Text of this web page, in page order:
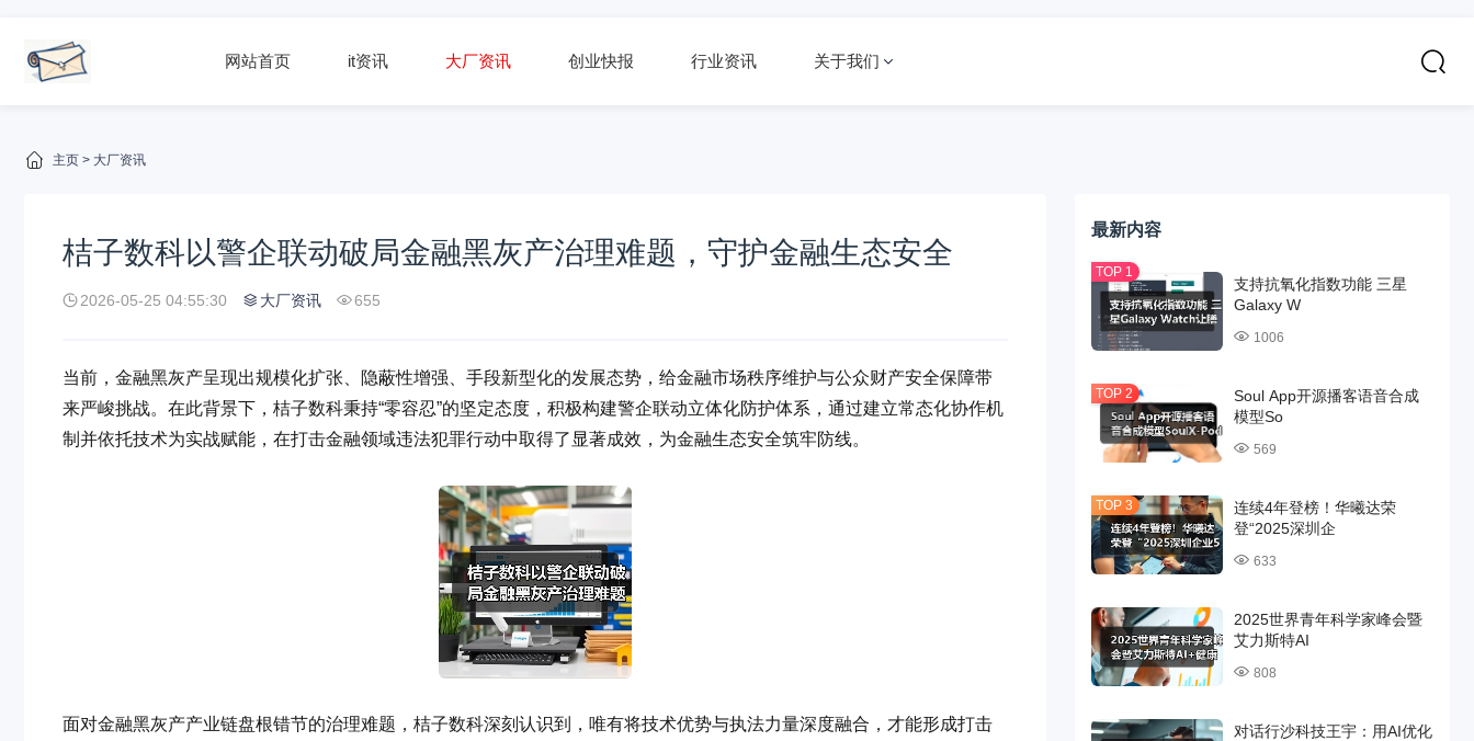
网站首页 it资讯 大厂资讯 创业快报 行业资讯 关于我们
主页 > 大厂资讯
桔子数科以警企联动破局金融黑灰产治理难题，守护金融生态安全
2026-05-25 04:55:30 大厂资讯 655
当前，金融黑灰产呈现出规模化扩张、隐蔽性增强、手段新型化的发展态势，给金融市场秩序维护与公众财产安全保障带
来严峻挑战。在此背景下，桔子数科秉持“零容忍”的坚定态度，积极构建警企联动立体化防护体系，通过建立常态化协作机
制并依托技术为实战赋能，在打击金融领域违法犯罪行动中取得了显著成效，为金融生态安全筑牢防线。
面对金融黑灰产产业链盘根错节的治理难题，桔子数科深刻认识到，唯有将技术优势与执法力量深度融合，才能形成打击
最新内容
支持抗氧化指数功能 三星
Galaxy W
1006
Soul App开源播客语音合成
模型So
569
连续4年登榜！华曦达荣
登“2025深圳企
633
2025世界青年科学家峰会暨
艾力斯特AI
808
对话行沙科技王宇：用AI优化